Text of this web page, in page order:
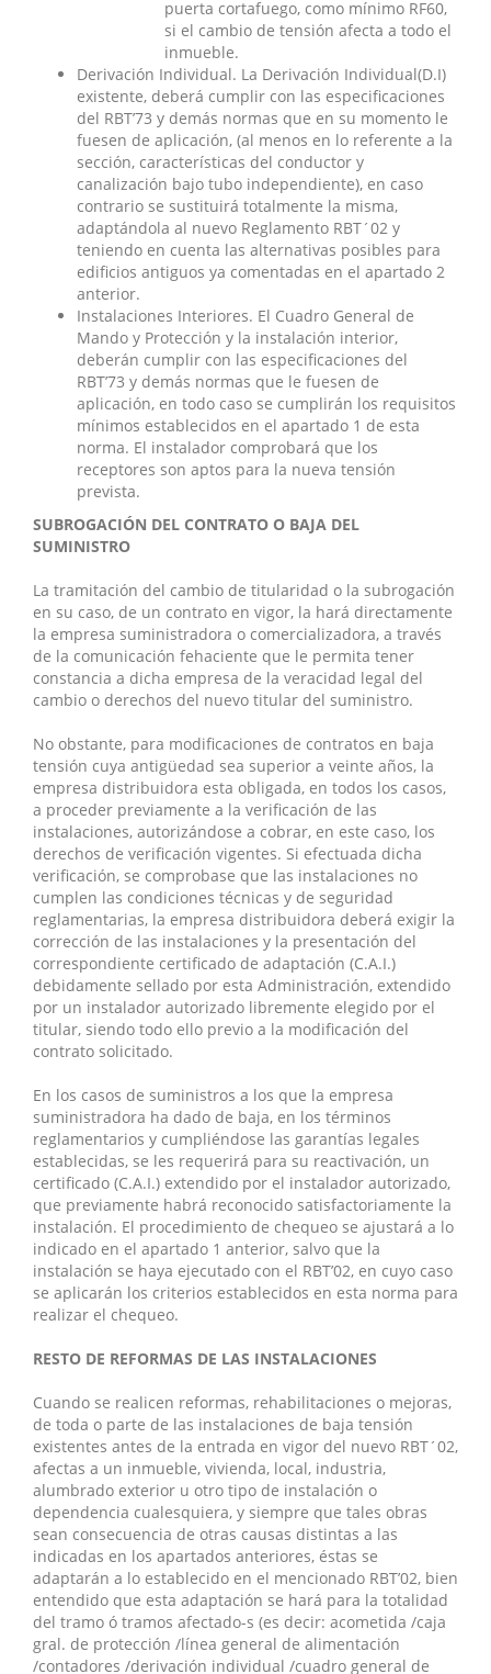
puerta cortafuego, como mínimo RF60,
si el cambio de tensión afecta a todo el
inmueble.
Derivación Individual. La Derivación Individual(D.I)
existente, deberá cumplir con las especificaciones
del RBT’73 y demás normas que en su momento le
fuesen de aplicación, (al menos en lo referente a la
sección, características del conductor y
canalización bajo tubo independiente), en caso
contrario se sustituirá totalmente la misma,
adaptándola al nuevo Reglamento RBT´02 y
teniendo en cuenta las alternativas posibles para
edificios antiguos ya comentadas en el apartado 2
anterior.
Instalaciones Interiores. El Cuadro General de
Mando y Protección y la instalación interior,
deberán cumplir con las especificaciones del
RBT’73 y demás normas que le fuesen de
aplicación, en todo caso se cumplirán los requisitos
mínimos establecidos en el apartado 1 de esta
norma. El instalador comprobará que los
receptores son aptos para la nueva tensión
prevista.
SUBROGACIÓN DEL CONTRATO O BAJA DEL
SUMINISTRO
La tramitación del cambio de titularidad o la subrogación
en su caso, de un contrato en vigor, la hará directamente
la empresa suministradora o comercializadora, a través
de la comunicación fehaciente que le permita tener
constancia a dicha empresa de la veracidad legal del
cambio o derechos del nuevo titular del suministro.
No obstante, para modificaciones de contratos en baja
tensión cuya antigüedad sea superior a veinte años, la
empresa distribuidora esta obligada, en todos los casos,
a proceder previamente a la verificación de las
instalaciones, autorizándose a cobrar, en este caso, los
derechos de verificación vigentes. Si efectuada dicha
verificación, se comprobase que las instalaciones no
cumplen las condiciones técnicas y de seguridad
reglamentarias, la empresa distribuidora deberá exigir la
corrección de las instalaciones y la presentación del
correspondiente certificado de adaptación (C.A.I.)
debidamente sellado por esta Administración, extendido
por un instalador autorizado libremente elegido por el
titular, siendo todo ello previo a la modificación del
contrato solicitado.
En los casos de suministros a los que la empresa
suministradora ha dado de baja, en los términos
reglamentarios y cumpliéndose las garantías legales
establecidas, se les requerirá para su reactivación, un
certificado (C.A.I.) extendido por el instalador autorizado,
que previamente habrá reconocido satisfactoriamente la
instalación. El procedimiento de chequeo se ajustará a lo
indicado en el apartado 1 anterior, salvo que la
instalación se haya ejecutado con el RBT’02, en cuyo caso
se aplicarán los criterios establecidos en esta norma para
realizar el chequeo.
RESTO DE REFORMAS DE LAS INSTALACIONES
Cuando se realicen reformas, rehabilitaciones o mejoras,
de toda o parte de las instalaciones de baja tensión
existentes antes de la entrada en vigor del nuevo RBT´02,
afectas a un inmueble, vivienda, local, industria,
alumbrado exterior u otro tipo de instalación o
dependencia cualesquiera, y siempre que tales obras
sean consecuencia de otras causas distintas a las
indicadas en los apartados anteriores, éstas se
adaptarán a lo establecido en el mencionado RBT’02, bien
entendido que esta adaptación se hará para la totalidad
del tramo ó tramos afectado-s (es decir: acometida /caja
gral. de protección /línea general de alimentación
/contadores /derivación individual /cuadro general de